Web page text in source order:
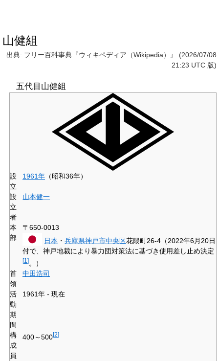
山健組
出典: フリー百科事典『ウィキペディア（Wikipedia）』 (2026/07/08
21:23 UTC 版)
五代目山健組
設
立
1961年 （昭和36年）
設
立
者
山本健一
本
部
〒650-0013
日本 ・ 兵庫県神戸市中央区花隈町26-4（2022年6月20日
付で、神戸地裁により暴力団対策法に基づき使用差し止め決定
[1 ]。）
首
領
中田浩司
活
動
期
間
1961年 - 現在
構
成
員
400～500[2]